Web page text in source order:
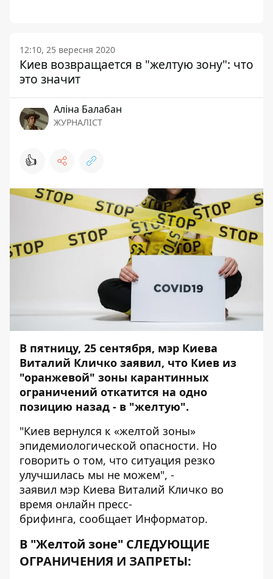
12:10, 25 вересня 2020
Киев возвращается в "желтую зону": что
это значит
Аліна Балабан
ЖУРНАЛІСТ
👍
В пятницу, 25 сентября, мэр Киева
Виталий Кличко заявил, что Киев из
"оранжевой" зоны карантинных
ограничений откатится на одно
позицию назад - в "желтую".
"Киев вернулся к «желтой зоны»
эпидемиологической опасности. Но
говорить о том, что ситуация резко
улучшилась мы не можем", -
заявил мэр Киева Виталий Кличко во
время онлайн пресс-
брифинга, сообщает Информатор.
В "Желтой зоне" СЛЕДУЮЩИЕ
ОГРАНИЧЕНИЯ И ЗАПРЕТЫ: